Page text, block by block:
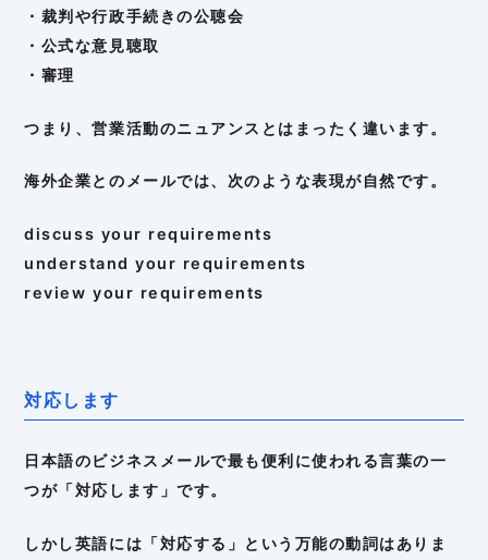
・裁判や行政手続きの公聴会
・公式な意見聴取
・審理
つまり、営業活動のニュアンスとはまったく違います。
海外企業とのメールでは、次のような表現が自然です。
discuss your requirements
understand your requirements
review your requirements
対応します
日本語のビジネスメールで最も便利に使われる言葉の一
つが「対応します」です。
しかし英語には「対応する」という万能の動詞はありま